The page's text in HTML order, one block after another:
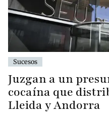
Sucesos
Juzgan a un
cocaína que
Lleida y Andorra